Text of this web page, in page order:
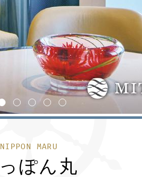
1 2 3 4 5
NIPPON MARU
ぽん丸